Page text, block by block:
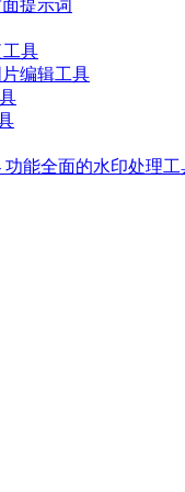
提示词
工具
片编辑工具
功能全面的水印处理工